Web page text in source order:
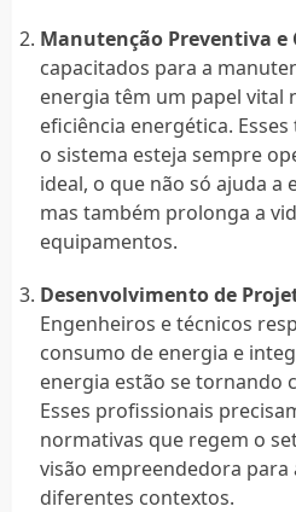
Manutenção Preventiva e
capacitados para a
energia têm um papel vital
eficiência energética.
o sistema esteja sempre
ideal, o que não só ajuda a
mas também prolonga a
equipamentos.
Desenvolvimento de
Engenheiros e técnicos
consumo de energia e
energia estão se tornando
Esses profissionais
normativas que regem o
visão empreendedora para
diferentes contextos.